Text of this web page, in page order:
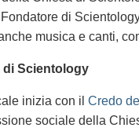
di
musica e canti,
di Scientology
inizia con il Credo
sociale della